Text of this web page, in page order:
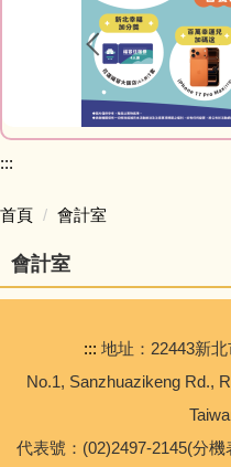
教師Blog
榮譽榜網站
研習資訊
網路資源
人事室
幼兒園
:::
首頁 會計室
會計室
::: 地址：22443新
No.1, Sanzhuazikeng Rd.,
代表號：(02)2497-2145(分